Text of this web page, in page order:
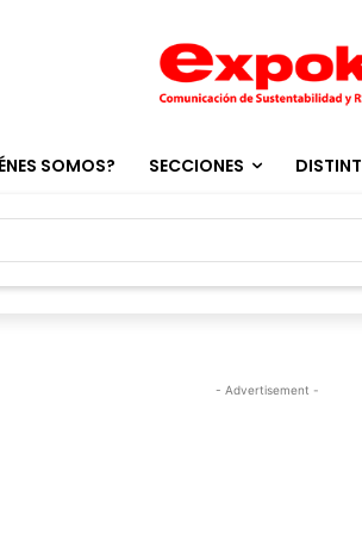
SOMOS? SECCIONES
- Advertisement -